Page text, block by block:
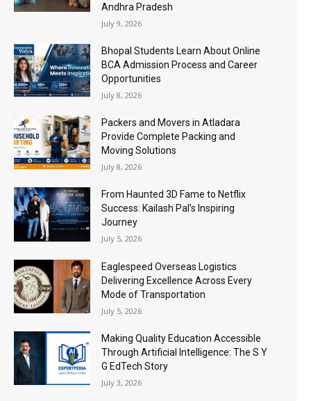
Andhra Pradesh
July 9, 2026
Bhopal Students Learn About Online
BCA Admission Process and Career
Opportunities
July 8, 2026
Packers and Movers in Atladara
Provide Complete Packing and
Moving Solutions
July 8, 2026
From Haunted 3D Fame to Netflix
Success: Kailash Pal’s Inspiring
Journey
July 5, 2026
Eaglespeed Overseas Logistics
Delivering Excellence Across Every
Mode of Transportation
July 5, 2026
Making Quality Education Accessible
Through Artificial Intelligence: The S Y
G EdTech Story
July 3, 2026